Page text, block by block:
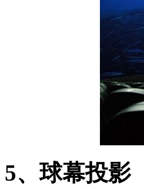
5、球幕投影